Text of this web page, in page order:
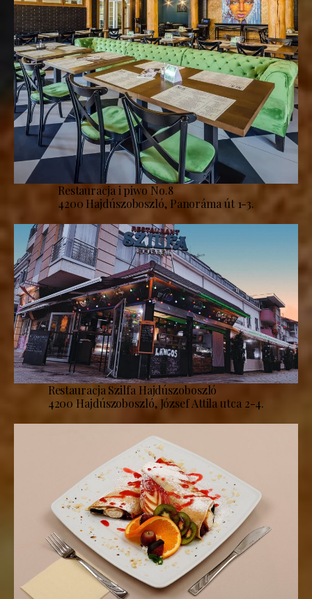
Restauracja i piwo No.8
4200 Hajdúszoboszló, Panoráma út 1-3.
Restauracja Szilfa Hajdúszoboszló
4200 Hajdúszoboszló, József Attila utca 2-4.